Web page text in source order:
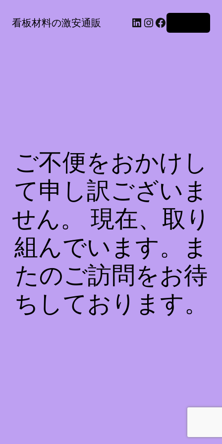
看板材料の激安通販 LinkedIn Instagram Facebook
ご不便をおかけし
て申し訳ございま
せん。 現在、取り
組んでいます。ま
たのご訪問をお待
ちしております。